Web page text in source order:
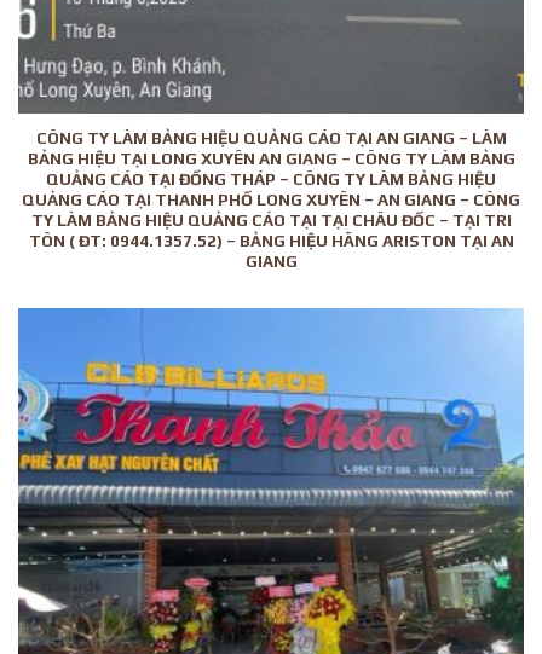
CÔNG TY LÀM BẢNG HIỆU QUẢNG CÁO TẠI AN GIANG – LÀM
BẢNG HIỆU TẠI LONG XUYÊN AN GIANG – CÔNG TY LÀM BẢNG
QUẢNG CÁO TẠI ĐỒNG THÁP – CÔNG TY LÀM BẢNG HIỆU
QUẢNG CÁO TẠI THANH PHỐ LONG XUYÊN – AN GIANG – CÔNG
TY LÀM BẢNG HIỆU QUẢNG CÁO TẠI TẠI CHÂU ĐỐC – TẠI TRI
TÔN ( ĐT: 0944.1357.52) – BẢNG HIỆU HÃNG ARISTON TẠI AN
GIANG